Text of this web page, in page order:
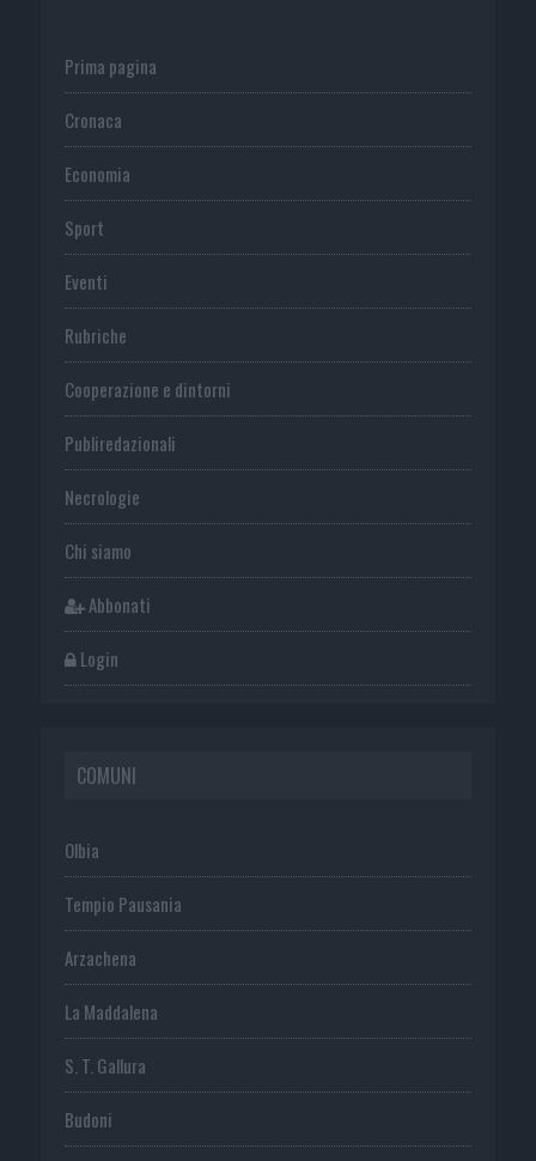
Prima pagina
Cronaca
Economia
Sport
Eventi
Rubriche
Cooperazione e dintorni
Publiredazionali
Necrologie
Chi siamo
Abbonati
Login
COMUNI
Olbia
Tempio Pausania
Arzachena
La Maddalena
S. T. Gallura
Budoni